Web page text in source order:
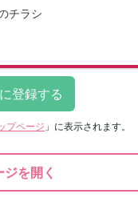
チラシ
プページ 」に表示されます。
を開く